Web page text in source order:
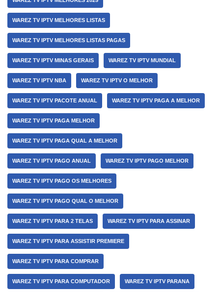
WAREZ TV IPTV MELHORES LISTAS
WAREZ TV IPTV MELHORES LISTAS PAGAS
WAREZ TV IPTV MINAS GERAIS WAREZ TV IPTV MUNDIAL
WAREZ TV IPTV NBA WAREZ TV IPTV O MELHOR
WAREZ TV IPTV PACOTE ANUAL WAREZ TV IPTV PAGA A MELHOR
WAREZ TV IPTV PAGA MELHOR
WAREZ TV IPTV PAGA QUAL A MELHOR
WAREZ TV IPTV PAGO ANUAL WAREZ TV IPTV PAGO MELHOR
WAREZ TV IPTV PAGO OS MELHORES
WAREZ TV IPTV PAGO QUAL O MELHOR
WAREZ TV IPTV PARA 2 TELAS WAREZ TV IPTV PARA ASSINAR
WAREZ TV IPTV PARA ASSISTIR PREMIERE
WAREZ TV IPTV PARA COMPRAR
WAREZ TV IPTV PARA COMPUTADOR WAREZ TV IPTV PARANA